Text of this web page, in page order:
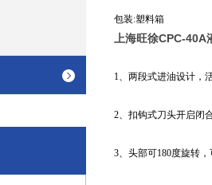
包装:塑料箱
上海旺徐CPC-40A
1、两段式进油设计，
2、扣钩式刀头开启闭
3、头部可180度旋转